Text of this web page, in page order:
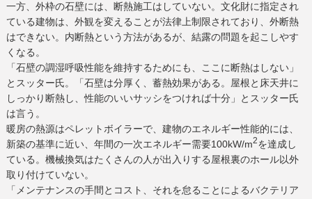
一方、外枠の石壁には、断熱施工はしていない。文化財に指定され
ている建物は、外観を変えることが法律上制限されており、外断熱
はできない。内断熱という方法があるが、結露の問題を起こしやす
くなる。
「石壁の調湿呼吸性能を維持するためにも、ここに断熱はしない」
とスッター氏。「石壁は分厚く、蓄熱効果がある。屋根と床天井に
しっかり断熱し、性能のいいサッシをつければ十分」とスッター氏
は言う。
暖房の熱源はペレットボイラーで、建物のエネルギー性能的には、
新築の基準に近い、年間の一次エネルギー需要100kW/m2を達成し
ている。機械換気はたくさんの人が出入りする屋根裏のホール以外
取り付けていない。
「メンテナンスの手間とコスト、それを怠ることによるバクテリア